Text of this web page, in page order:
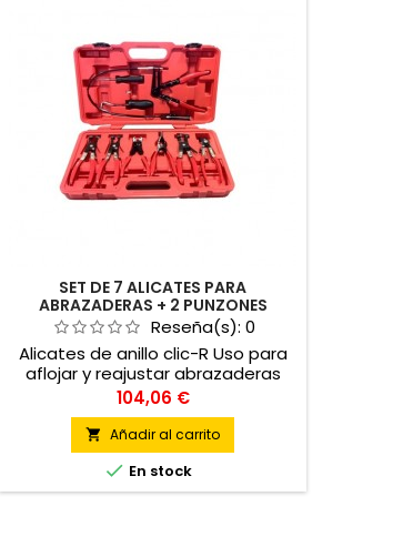
SET DE 7 ALICATES PARA
ABRAZADERAS + 2 PUNZONES
Reseña(s): 0
Alicates de anillo clic-R Uso para
aflojar y reajustar abrazaderas
reajustables de tipo click o click-R
Alicates para extracción de tubos
Precio
104,06 €
 Añadir al carrito
 En stock